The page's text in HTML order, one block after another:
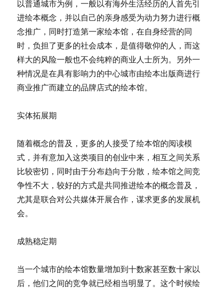
以普通城市为例，一般以有海外生活经历的人首先引
进绘本概念，并以自己的亲身感受为动力努力进行概
念推广，同时打造第一家绘本馆，在自身经营的同
时，负担了更多的社会成本，是值得敬仰的人，而这
样大的风险一般也不会纯粹的商业人士所为。另外一
种情况是在具有影响力的中心城市由绘本出版商进行
商业推广而建立的品牌店式的绘本馆。
实体拓展期
随着概念的普及，更多的人接受了绘本馆的阅读模
式，并有意加入这类项目的创业中来，相互之间关系
比较密切，同时由于分布趋向于分散，绘本馆之间竞
争性不大，较好的方式是共同推进绘本的概念普及，
尤其是联合对公共媒体开展合作，谋求更多的发展机
会。
成熟稳定期
当一个城市的绘本馆数量增加到十数家甚至数十家以
后，他们之间的竞争就已经相当明显了。这个时候绘